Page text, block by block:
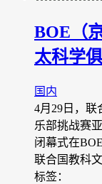
BOE（
太科学
国内
4月29日，联
乐部挑战赛
闭幕式在
联合国教科
标签：